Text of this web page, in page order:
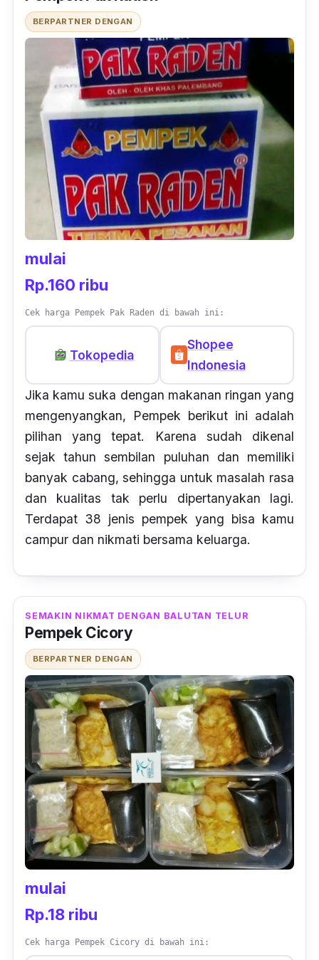
BERPARTNER DENGAN
mulai
Rp.160 ribu
Cek harga Pempek Pak Raden di bawah ini:
Tokopedia
Shopee
Indonesia
Jika kamu suka dengan makanan ringan yang
mengenyangkan, Pempek berikut ini adalah
pilihan yang tepat. Karena sudah dikenal
sejak tahun sembilan puluhan dan memiliki
banyak cabang, sehingga untuk masalah rasa
dan kualitas tak perlu dipertanyakan lagi.
Terdapat 38 jenis pempek yang bisa kamu
campur dan nikmati bersama keluarga.
SEMAKIN NIKMAT DENGAN BALUTAN TELUR
Pempek Cicory
BERPARTNER DENGAN
mulai
Rp.18 ribu
Cek harga Pempek Cicory di bawah ini: